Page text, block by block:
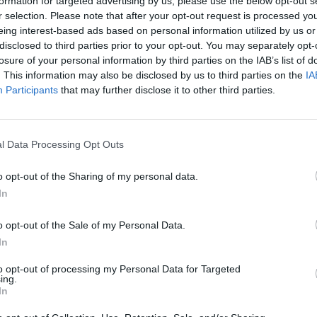
selection. Please note that after your opt-out request is processed
interest-based ads based on personal information utilized by us
to third parties prior to your opt-out. You may separately
of your personal information by third parties on the IAB’s list of
This information may also be disclosed by us to third parties on the
Participants that may further disclose it to other third parties.
Data Processing Opt Outs
opt-out of the Sharing of my personal data.
opt-out of the Sale of my Personal Data.
opt-out of processing my Personal Data for Targeted
előszerződést írt alá a székesfehérvári műszaki
átruházásáról. Ennek eredményeképpen a francia
2006. elején átveszi a székesfehérvári műszaki
a Pannonplast Műszaki Műanyagok Rt. értékesíti a
Az ingatlan tekintetében hosszú távú bérleti
vételi opció alapítása mellett. Az eszközértékesítések
millió forint lesz, melyet a társaság értékvesztésként...
portfolio.hu hírarchívumához tartozik, melynek olvasása
tartalmazza: